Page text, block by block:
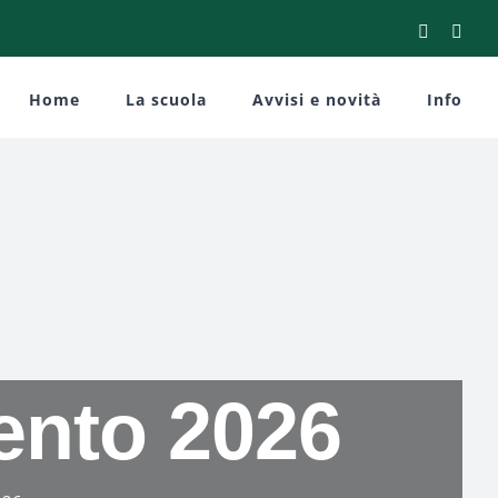
Facebook
Home La scuola Avvisi e novità Info
2026